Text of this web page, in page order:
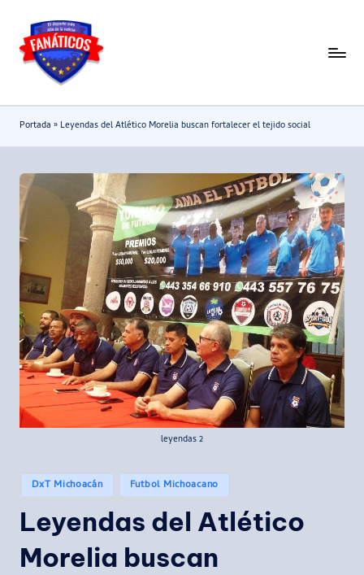
Saltar
contenido
F
n
a
t
i
c
o
s
Noticias
deportivas
-
Mundial
2026
Portada » Leyendas del Atlético Morelia buscan fortalecer el tejido social
leyendas 2
Publicado
en
DxT Michoacán Futbol Michoacano
Leyendas del Atlético
Morelia buscan